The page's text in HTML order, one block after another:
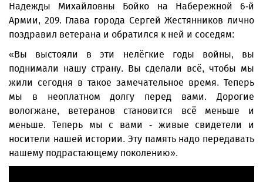
Надежды Михайловны Бойко на Набережной 6-й
Армии, 209. Глава города Сергей Жестянников лично
поздравил ветерана и обратился к ней и соседям:
«Вы выстояли в эти нелёгкие годы войны, вы
поднимали нашу страну. Вы сделали всё, чтобы мы
жили сегодня в такое замечательное время. Теперь
мы в неоплатном долгу перед вами. Дорогие
вологжане, ветеранов становится всё меньше и
меньше. Теперь мы с вами - живые свидетели и
носители нашей истории. Эту память надо передавать
нашему подрастающему поколению».